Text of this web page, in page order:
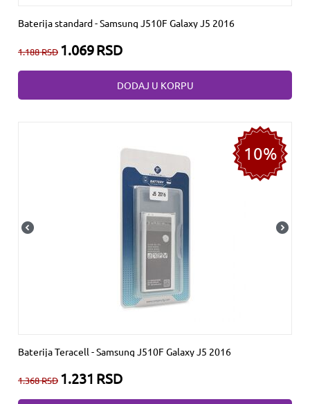
Baterija standard - Samsung J510F Galaxy J5 2016
1.188RSD 1.069RSD
DODAJ U KORPU
10%
Baterija Teracell - Samsung J510F Galaxy J5 2016
1.368RSD 1.231 RSD